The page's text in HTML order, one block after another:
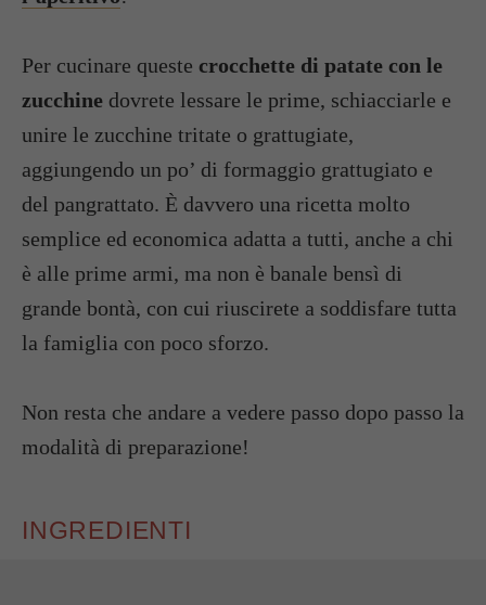
Per cucinare queste crocchette di patate con le
zucchine dovrete lessare le prime, schiacciarle e
unire le zucchine tritate o grattugiate,
aggiungendo un po’ di formaggio grattugiato e
del pangrattato. È davvero una ricetta molto
semplice ed economica adatta a tutti, anche a chi
è alle prime armi, ma non è banale bensì di
grande bontà, con cui riuscirete a soddisfare tutta
la famiglia con poco sforzo.
Non resta che andare a vedere passo dopo passo la
modalità di preparazione!
INGREDIENTI